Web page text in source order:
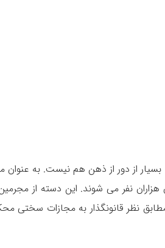
از دور از ذهن هم نیست. به عنوان
نفر می شوند. این دسته از
نظر قانونگذار به مجازات سختی